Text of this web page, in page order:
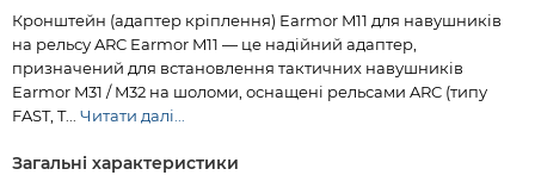
Кронштейн (адаптер кріплення) Earmor M11 для навушників
на рельсу ARC Earmor M11 — це надійний адаптер,
призначений для встановлення тактичних навушників
Earmor M31 / M32 на шоломи, оснащені рельсами ARC (типу
FAST, T... Читати далі...
Загальні характеристики